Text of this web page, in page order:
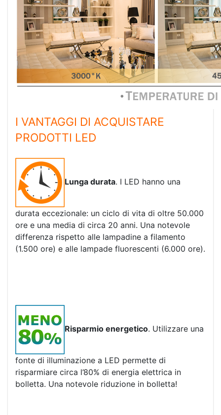
I VANTAGGI DI ACQUISTARE
PRODOTTI LED
Lunga durata. I LED hanno una
durata eccezionale: un ciclo di vita di oltre 50.000
ore e una media di circa 20 anni. Una notevole
differenza rispetto alle lampadine a filamento
(1.500 ore) e alle lampade fluorescenti (6.000 ore).
Risparmio energetico. Utilizzare una
fonte di illuminazione a LED permette di
risparmiare circa l’80% di energia elettrica in
bolletta. Una notevole riduzione in bolletta!